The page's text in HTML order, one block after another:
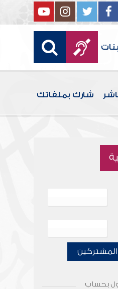
شارك بملفاتك
بحساب